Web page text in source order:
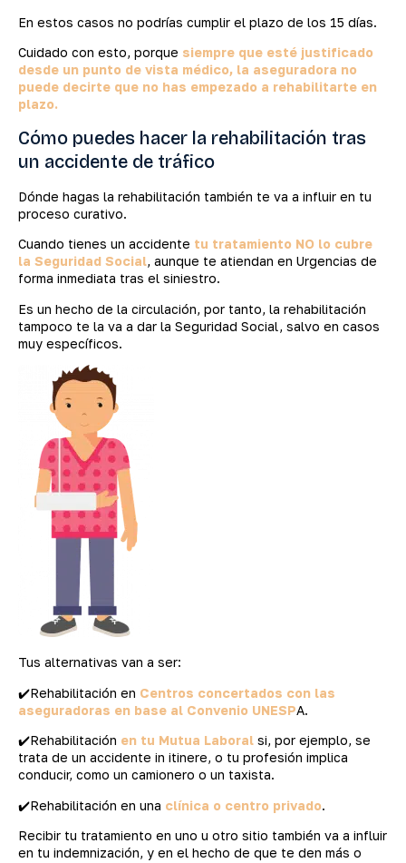
En estos casos no podrías cumplir el plazo de los 15 días.
Cuidado con esto, porque siempre que esté justificado
desde un punto de vista médico, la aseguradora no
puede decirte que no has empezado a rehabilitarte en
plazo.
Cómo puedes hacer la rehabilitación tras
un accidente de tráfico
Dónde hagas la rehabilitación también te va a influir en tu
proceso curativo.
Cuando tienes un accidente tu tratamiento NO lo cubre
la Seguridad Social, aunque te atiendan en Urgencias de
forma inmediata tras el siniestro.
Es un hecho de la circulación, por tanto, la rehabilitación
tampoco te la va a dar la Seguridad Social, salvo en casos
muy específicos.
Tus alternativas van a ser:
✔️Rehabilitación en Centros concertados con las
aseguradoras en base al Convenio UNESPA.
✔️Rehabilitación en tu Mutua Laboral si, por ejemplo, se
trata de un accidente in itinere, o tu profesión implica
conducir, como un camionero o un taxista.
✔️Rehabilitación en una clínica o centro privado.
Recibir tu tratamiento en uno u otro sitio también va a influir
en tu indemnización, y en el hecho de que te den más o